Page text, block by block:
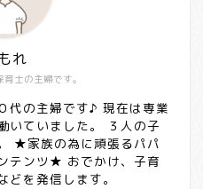
士の主婦です。
れ
代の主婦です♪ 現在は専業
いていました。 ３人の子
★家族の為に頑張るパパ
テンツ★ おでかけ、子育
を発信します。